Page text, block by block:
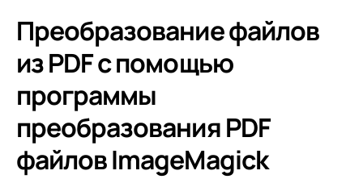
Преобразование файлов
из PDF с помощью
программы
преобразования PDF
файлов ImageMagick